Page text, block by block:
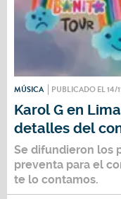
MÚSICA PUBLICADO EL 14/
Karol G en
detalles del
Se difundieron los
preventa para el
te lo contamos.